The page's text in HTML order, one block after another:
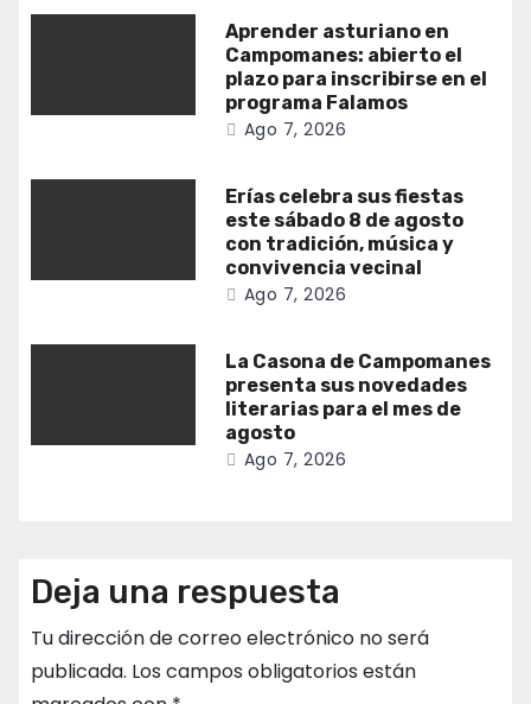
Aprender asturiano en
Campomanes: abierto el
plazo para inscribirse en el
programa Falamos
Ago 7, 2026
Erías celebra sus fiestas
este sábado 8 de agosto
con tradición, música y
convivencia vecinal
Ago 7, 2026
La Casona de Campomanes
presenta sus novedades
literarias para el mes de
agosto
Ago 7, 2026
Deja una respuesta
Tu dirección de correo electrónico no será
publicada. Los campos obligatorios están